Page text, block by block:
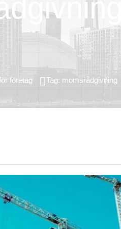
företag Tag: momsrådgivning